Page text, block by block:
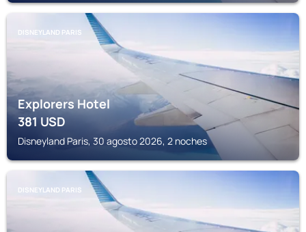
DISNEYLAND PARIS
Explorers Hotel
381USD
Disneyland Paris, 30 agosto 2026, 2 noches
DISNEYLAND PARIS